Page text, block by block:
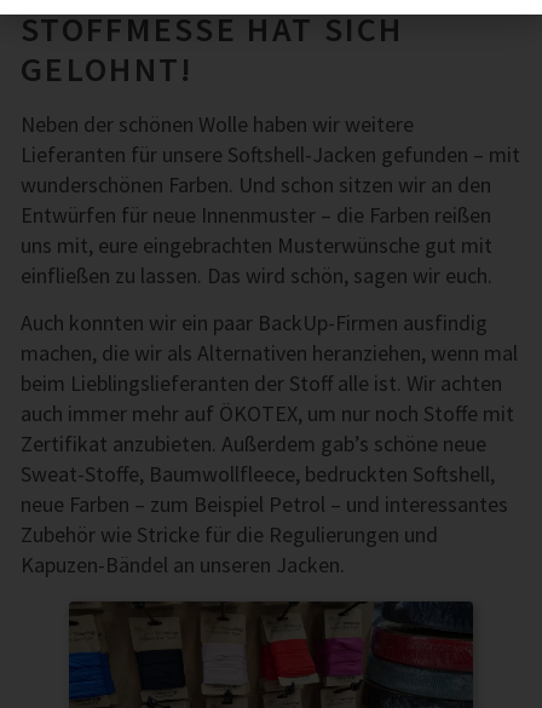
STOFFMESSE HAT SICH
GELOHNT!
Neben der schönen Wolle haben wir weitere
Lieferanten für unsere Softshell-Jacken gefunden – mit
wunderschönen Farben. Und schon sitzen wir an den
Entwürfen für neue Innenmuster – die Farben reißen
uns mit, eure eingebrachten Musterwünsche gut mit
einfließen zu lassen. Das wird schön, sagen wir euch.
Auch konnten wir ein paar BackUp-Firmen ausfindig
machen, die wir als Alternativen heranziehen, wenn mal
beim Lieblingslieferanten der Stoff alle ist. Wir achten
auch immer mehr auf ÖKOTEX, um nur noch Stoffe mit
Zertifikat anzubieten. Außerdem gab’s schöne neue
Sweat-Stoffe, Baumwollfleece, bedruckten Softshell,
neue Farben – zum Beispiel Petrol – und interessantes
Zubehör wie Stricke für die Regulierungen und
Kapuzen-Bändel an unseren Jacken.